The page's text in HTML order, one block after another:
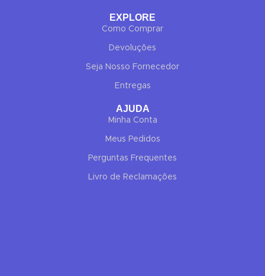
EXPLORE
Como Comprar
Devoluções
Seja Nosso Fornecedor
Entregas
AJUDA
Minha Conta
Meus Pedidos
Perguntas Frequentes
Livro de Reclamações
Online agora